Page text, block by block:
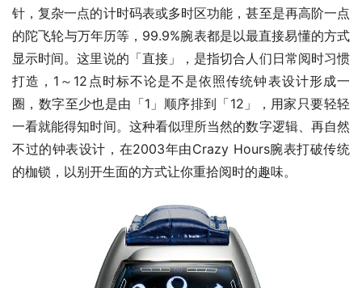
针，复杂一点的计时码表或多时区功能，甚至是再高阶一点
的陀飞轮与万年历等，99.9%腕表都是以最直接易懂的方式
显示时间。这里说的「直接」，是指切合人们日常阅时习惯
打造，1～12点时标不论是不是依照传统钟表设计形成一
圈，数字至少也是由「1」顺序排到「12」，用家只要轻轻
一看就能得知时间。这种看似理所当然的数字逻辑、再自然
不过的钟表设计，在2003年由Crazy Hours腕表打破传统
的枷锁，以别开生面的方式让你重拾阅时的趣味。